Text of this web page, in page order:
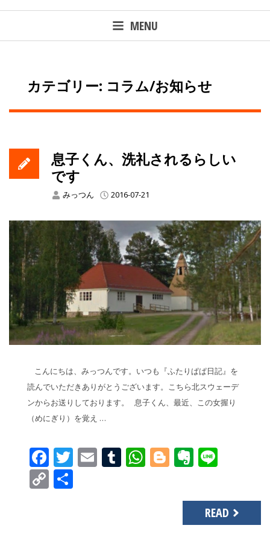
MENU
カテゴリー: コラム/お知らせ
息子くん、洗礼されるらしい
です
みっつん 2016-07-21
こんにちは、みっつんです。いつも『ふたりぱぱ日記』を
読んでいただきありがとうございます。こちら北スウェーデ
ンからお送りしております。 息子くん、最近、この女握り
（めにぎり）を覚え …
Facebook
Twitter
EmailTumblr
WhatsApp
Blogger
Copy
READ